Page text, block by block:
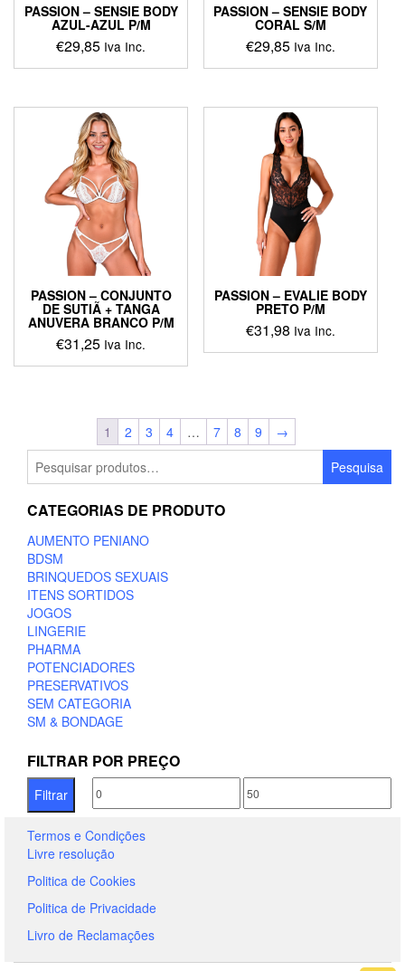
PASSION – SENSIE BODY
AZUL-AZUL P/M
€29,85 Iva Inc.
PASSION – SENSIE BODY
CORAL S/M
€29,85 Iva Inc.
PASSION – CONJUNTO
DE SUTIÃ + TANGA
ANUVERA BRANCO P/M
€31,25 Iva Inc.
PASSION – EVALIE BODY
PRETO P/M
€31,98 Iva Inc.
1 2 3 4 … 7 8 9
→
Pesquisar
por:
Pesquisa
CATEGORIAS DE PRODUTO
AUMENTO PENIANO
BDSM
BRINQUEDOS SEXUAIS
ITENS SORTIDOS
JOGOS
LINGERIE
PHARMA
POTENCIADORES
PRESERVATIVOS
SEM CATEGORIA
SM & BONDAGE
FILTRAR POR PREÇO
Preço
Preço
Filtrar
Termos e Condições
Livre resolução
Politica de Cookies
Politica de Privacidade
Livro de Reclamações